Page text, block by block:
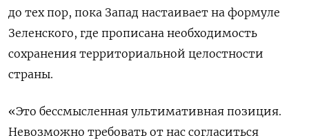
до тех пор, пока Запад настаивает на формуле
Зеленского, где прописана необходимость
сохранения территориальной целостности
страны.
«Это бессмысленная ультимативная позиция.
Невозможно требовать от нас согласиться